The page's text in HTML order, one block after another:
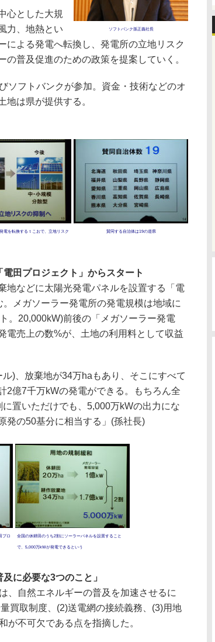
ソフトバンク孫正義社長
心とした大規
力、地熱とい
による発電へ転換し、発電所の立地リスク
普及促進のための政策を提案していく。
ソフトバンクが参加。資金・技術などのオ
地は県が提供する。
電を転換するｔこおで、立地リスク 賛同する自治体は19の道県
田プロジェクト」からスタート
などに太陽光発電パネルを設置する「電
メガソーラー発電所の発電規模は地域に
。20,000kW)前後の「メガソーラー発電
電売上の数%が、土地の利用料として収益
)、放棄地が34万haもあり、そこにすべて
2億7千万kWの発電ができる。もちろん全
置いただけでも、5,000万kWの出力にな
発の50基分に相当する」(孫社長)
プロ 全国の休耕田のうち2割にソーラーパネルを設置すること
で、5,000万kWが発電できるという
に必要な3つのこと」
、自然エネルギーの普及を加速させるに
買取制度、(2)送電網の接続義務、(3)用地
が不可欠である点を指摘した。